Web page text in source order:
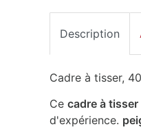
Description
Cadre à tisser,
Ce cadre à
d'expérience.